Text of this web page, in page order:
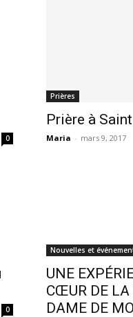
0
Prières
Prière à
Maria - mars 9, 2017
0
Nouvelles et
UNE
CŒUR DE LA
DAME DE